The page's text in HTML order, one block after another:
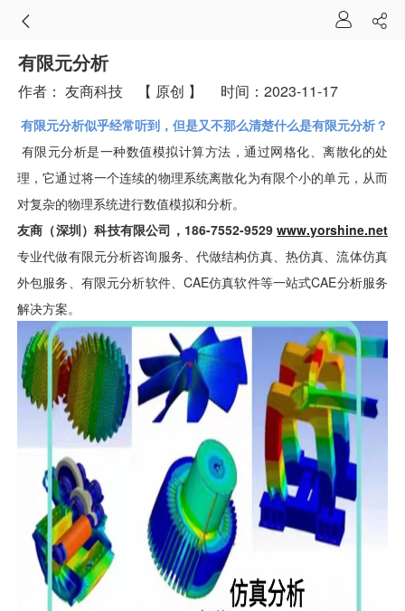
有限元分析
作者： 友商科技 【 原创 】 时间：2023-11-17
有限元分析似乎经常听到，但是又不那么清楚什么是有限元分析？
有限元分析是一种数值模拟计算方法，通过网格化、离散化的处
理，它通过将一个连续的物理系统离散化为有限个小的单元，从而
对复杂的物理系统进行数值模拟和分析。
友商（深圳）科技有限公司，186-7552-9529 www.yorshine.net
专业代做有限元分析咨询服务、代做结构仿真、热仿真、流体仿真
外包服务、有限元分析软件、CAE仿真软件等一站式CAE分析服务
解决方案。